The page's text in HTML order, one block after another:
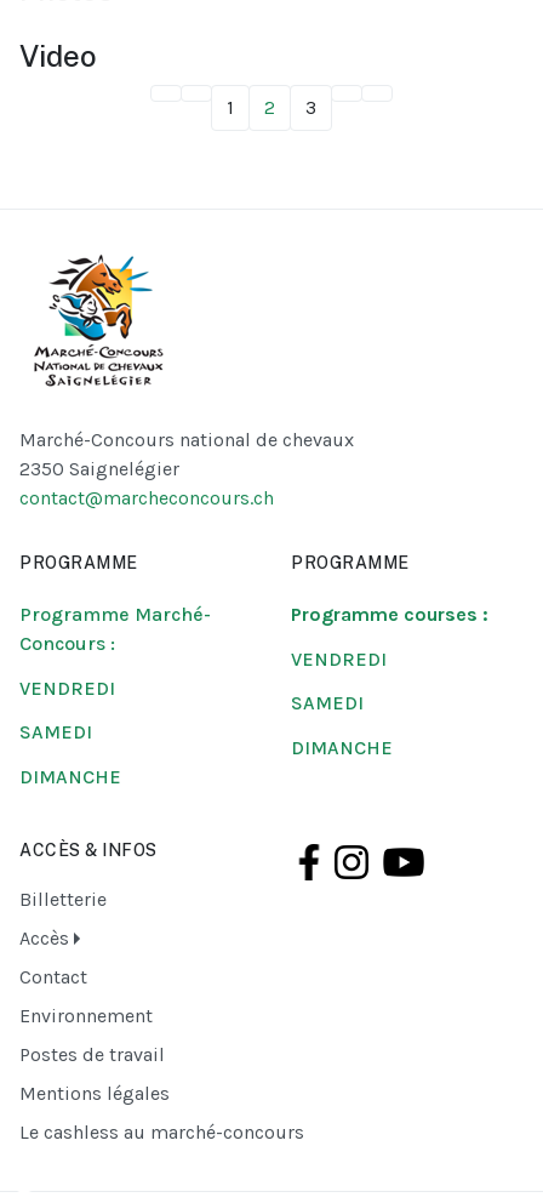
Video
1 2 3
Marché-Concours national de chevaux
2350 Saignelégier
contact@marcheconcours.ch
PROGRAMME
Programme Marché-
Concours :
VENDREDI
SAMEDI
DIMANCHE
PROGRAMME
Programme courses :
VENDREDI
SAMEDI
DIMANCHE
ACCÈS & INFOS
Billetterie
Accès
Contact
Environnement
Postes de travail
Mentions légales
Le cashless au marché-concours